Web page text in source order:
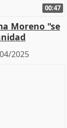
00:47
Moreno "se
2025